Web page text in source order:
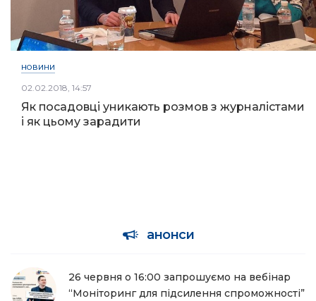
НОВИНИ
02.02.2018, 14:57
Як посадовці уникають розмов з журналістами
і як цьому зарадити
анонси
26 червня о 16:00 запрошуємо на вебінар
“Моніторинг для підсилення спроможності”